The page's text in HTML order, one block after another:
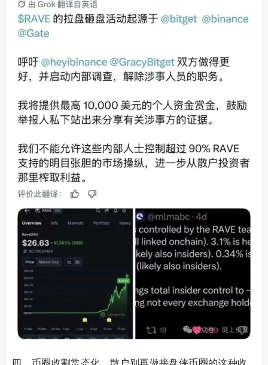
四、币圈收割常态化，散户别再做接盘侠币圈的这种收